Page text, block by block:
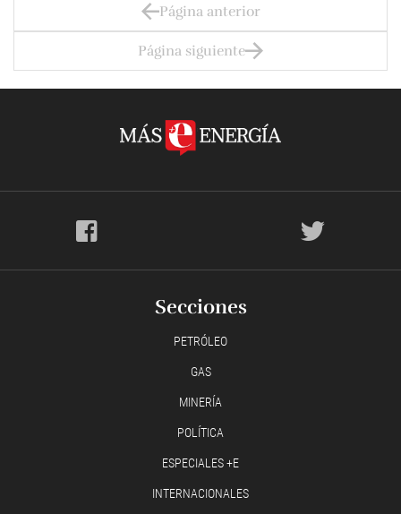
Página anterior
Página siguiente
Secciones
PETRÓLEO
GAS
MINERÍA
POLÍTICA
ESPECIALES +E
INTERNACIONALES